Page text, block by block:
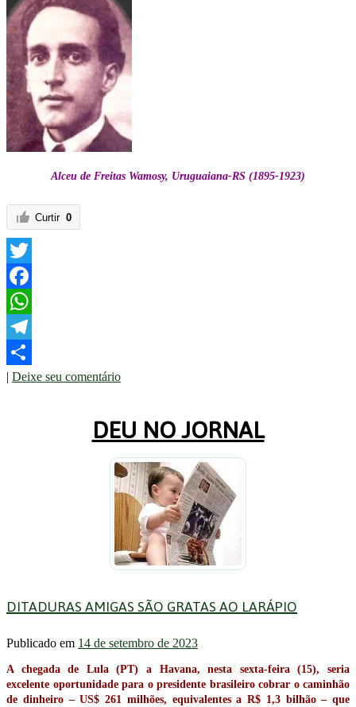
Alceu de Freitas Wamosy, Uruguaiana-RS (1895-1923)
Curtir 0
Twitter
Facebook
WhatsApp
Telegram
Share
| Deixe seu comentário
DEU NO JORNAL
DITADURAS AMIGAS SÃO GRATAS AO LARÁPIO
Publicado em 14 de setembro de 2023
A chegada de Lula (PT) a Havana, nesta sexta-feira (15), seria
excelente oportunidade para o presidente brasileiro cobrar o caminhão
de dinheiro – US$ 261 milhões, equivalentes a R$ 1,3 bilhão – que